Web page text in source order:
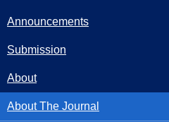
Announcements
Submission
About
About The Journal